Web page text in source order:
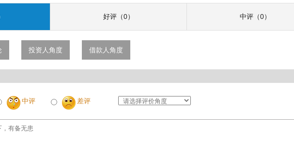
好评（0） 中评（0）
投资人角度 借款人角度
中评 差评